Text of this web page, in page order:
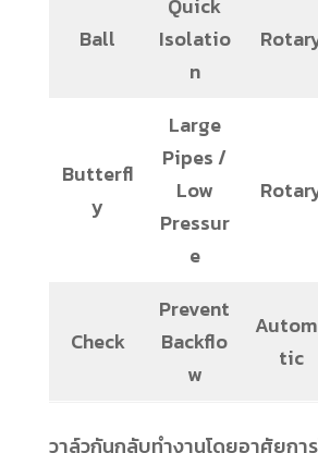
Ball
Isolatio
n
Butterfl
y
Large
Pipes /
Low
Pressur
e
Check
Prevent
Backflo
w
tic
วาล์วกันกลับทำงานโดยอาศัยกา